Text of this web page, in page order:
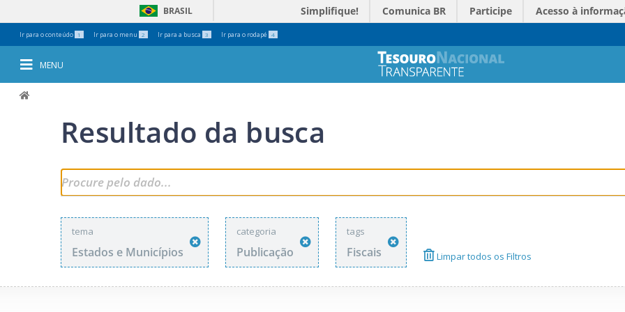
Ir para o conteúdo 1 Ir para o menu 2 Ir para a busca 3 Ir para o rodapé 4
BRASIL Simplifique! Comunica BR Participe Acesso à
MENU
Resultado da busca
tema
Estados e Municípios
categoria
Publicação
tags
Fiscais Limpar todos os Filtros